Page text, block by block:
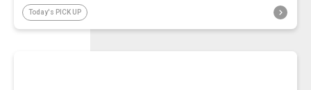
Today's PICK UP